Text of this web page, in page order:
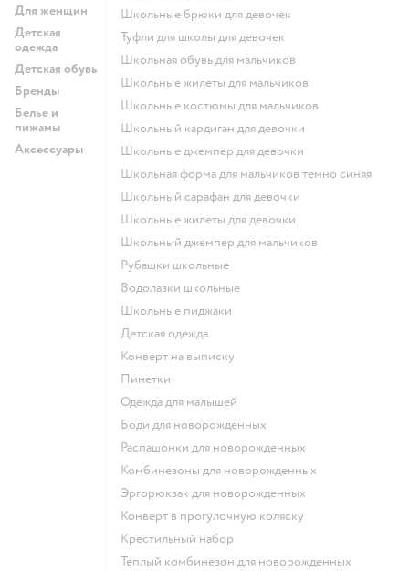
Для женщин
Детская
одежда
Детская обувь
Бренды
Белье и
пижамы
Аксессуары
Школьные брюки для девочек
Туфли для школы для девочек
Школьная обувь для мальчиков
Школьные жилеты для мальчиков
Школьные костюмы для мальчиков
Школьный кардиган для девочки
Школьные джемпер для девочки
Школьная форма для мальчиков темно синяя
Школьный сарафан для девочки
Школьные жилеты для девочки
Школьный джемпер для мальчиков
Рубашки школьные
Водолазки школьные
Школьные пиджаки
Детская одежда
Конверт на выписку
Пинетки
Одежда для малышей
Боди для новорожденных
Распашонки для новорожденных
Комбинезоны для новорожденных
Эргорюкзак для новорожденных
Конверт в прогулочную коляску
Крестильный набор
Теплый комбинезон для новорожденных